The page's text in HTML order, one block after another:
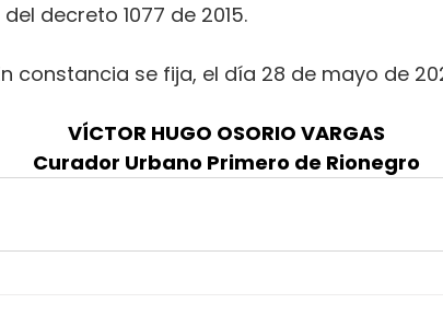
del decreto 1077 de 2015.
constancia se fija, el día 28 de mayo de
VÍCTOR HUGO OSORIO VARGAS
Curador Urbano Primero de Rionegro